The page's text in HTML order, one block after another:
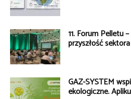
11. Forum Pelletu
przyszłość
GAZ-SYSTEM
ekologiczne.